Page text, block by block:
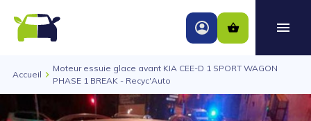
Accueil
Moteur essuie glace avant KIA CEE-D 1 SPORT WAGON
PHASE 1 BREAK - Recyc'Auto